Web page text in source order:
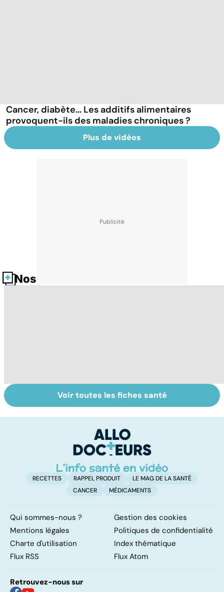
Cancer, diabète... Les additifs alimentaires
provoquent-ils des maladies chroniques ?
Plus de vidéos
Nos fiches santé
HPV : tout savoir
sur les
Cancer : la
fatigue avant
Voir toutes les fiches santé
RECETTES RAPPEL PRODUIT
LE MAG DE LA SANTÉ
CANCER
MÉDICAMENTS
Qui sommes-nous ?
Gestion des cookies
Mentions légales
Politiques de confidentialité
Charte d'utilisation
Index thématique
Flux RSS
Flux Atom
Retrouvez-nous sur